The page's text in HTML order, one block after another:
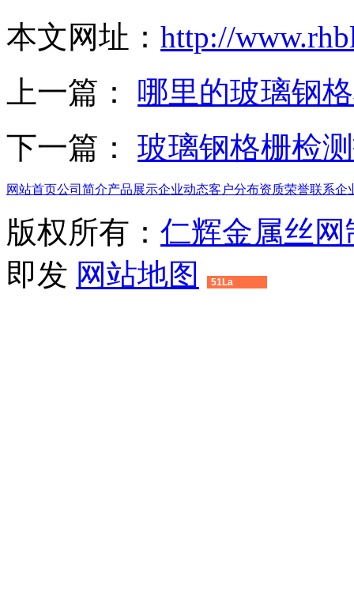
本文网址： http://
上一篇： 哪里的玻璃钢
下一篇： 玻璃钢格栅检
网站首页公司简介产品展示企业动态客户分布资质荣誉联系企
版权所有： 仁辉金属丝
即发 网站地图 51La